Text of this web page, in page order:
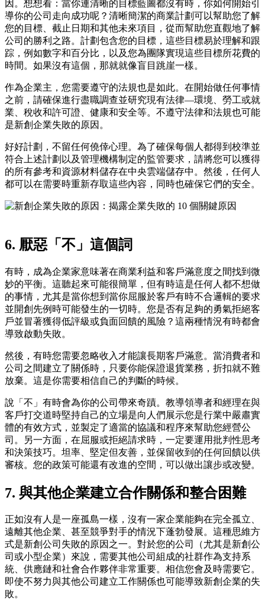
因。想想看：當你連清晰的目標藍圖都沒有時，你如何開始引
導你的公司走向成功呢？清晰簡潔的商業計劃可以幫助您了解
您的目標、截止日期和其他未來項目，從而幫助您直觀地了解
公司的勝利之路。計劃包含您的目標，這些目標易於理解和跟
踪，例如數字和百分比，以及您為團隊實現這些目標所花費的
時間。如果沒有這個，那就就像盲目跳崖一樣。
作為企業主，您需要遵守的法規也是如此。在開始做任何事情
之前，請確保進行盡職調查並研究現有法律—環境、勞工或就
業、稅收和許可證、健康和安全等。不遵守法律和法規也可能
是新創企業失敗的原因。
好好計劃，不留任何僥倖心理。為了確保每個人都得到校準並
符合上述計劃以及管理機構制定的監管要求，請將您可以獲得
的所有參考和資源材料儲存在中央雲端儲存中。然後，任何人
都可以在需要時重新存取這些內容，同時也確保它們的安全。
6. 厭惡「不」這個詞
有時，成為企業家意味著在商業利益和客戶滿意度之間找到微
妙的平衡。這聽起來可能很簡單，但有時這是任何人都不想做
的事情，尤其是當你想到當你屈服於客戶有時不合邏輯的要求
並開創先例時可能發生的一切時。您是否有足夠的勇氣拒絕客
戶並冒著獲得低評級或負面回饋的風險？這兩種情況有時都會
導致啟動失敗。
然後，有時您需要忽略收入才能讓長期客戶滿意。當消費者和
公司之間建立了關係時，只要你能保證退貨業務，折扣就不難
放棄。這是你需要相信自己的判斷的時候。
說「不」有時會為你的公司帶來奇蹟。教導領導者和經理在與
客戶打交道時堅持自己的立場是向人們展示您是行業中嚴肅實
體的有效方式，並製定了適當的協議和程序來幫助您經營公
司。另一方面，在屈服或拒絕請求時，一定要運用批判性思考
和決策技巧。坦率、堅定但友善，並保留收到的任何回饋以供
審核。您的政策可能還有改進的空間，可以做出讓步或改變。
7. 與其他企業建立合作關係和整合困難
正如沒有人是一座孤島一樣，沒有一家企業能夠在完全孤立、
遠離其他企業、甚至競爭對手的情況下蓬勃發展。這種思維方
式是新創公司失敗的原因之一。對於您的公司（尤其是新創公
司或小型企業）來說，需要其他公司組成的社群作為支持系
統、供應鏈和社會合作夥伴非常重要。相信您會及時需要它。
即使不努力與其他公司建立工作關係也可能導致新創企業的失
敗。